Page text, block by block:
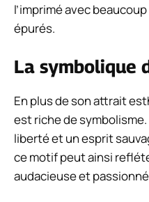
l’imprimé avec
épurés.
La symbolique
En plus de son attrait
est riche de
liberté et un esprit
ce motif peut ainsi
audacieuse et